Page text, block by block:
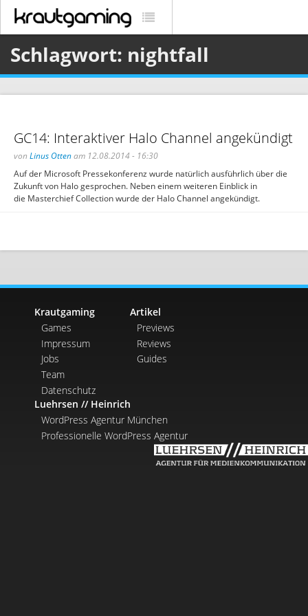
Schlagwort: nightfall
GC14: Interaktiver Halo Channel angekündigt
von Linus Ottenam 12.08.2014 - 16:30
Auf der Microsoft Pressekonferenz wurde natürlich ausführlich über die
Zukunft von Halo gesprochen. Neben einem weiteren Einblick in
die Masterchief Collection wurde der Halo Channel angekündigt.
Krautgaming
Games
Impressum
Jobs
Team
Datenschutz
Artikel
Previews
Reviews
Guides
Luehrsen // Heinrich
WordPress Agentur München
Professionelle WordPress Agentur